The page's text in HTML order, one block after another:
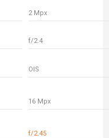
2 Mpx
f/2.4
OIS
16 Mpx
f/2.45